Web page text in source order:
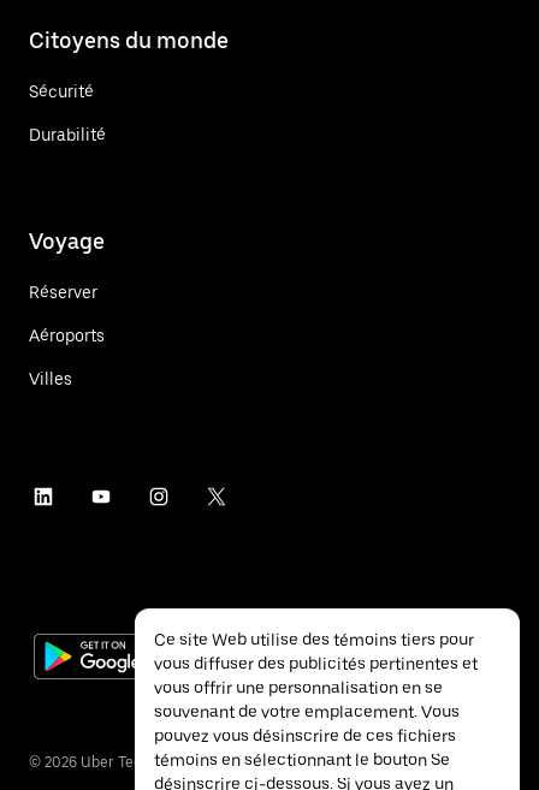
Citoyens du monde
Sécurité
Durabilité
Voyage
Réserver
Aéroports
Villes
© 2026 Uber Technologies inc.
Ce site Web utilise des témoins tiers pour
vous diffuser des publicités pertinentes et
vous offrir une personnalisation en se
souvenant de votre emplacement. Vous
pouvez vous désinscrire de ces fichiers
témoins en sélectionnant le bouton Se
désinscrire ci-dessous. Si vous avez un